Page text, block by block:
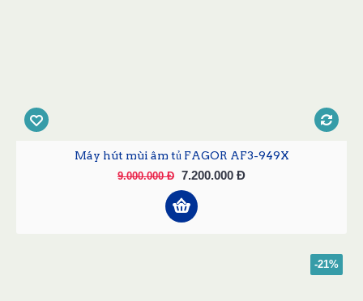
Máy hút mùi âm tủ FAGOR AF3-949X
9.000.000 Đ 7.200.000 Đ
-21%